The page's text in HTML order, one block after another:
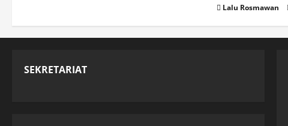
Lalu Rosmawan
SEKRETARIAT